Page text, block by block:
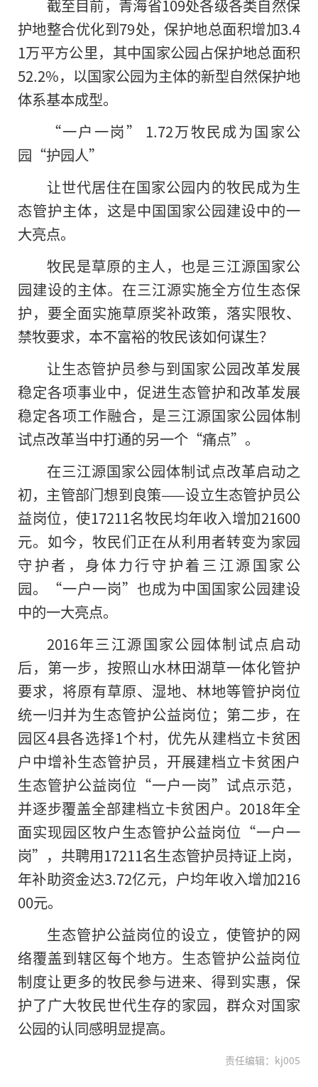
截至目前，青海省109处各级各类自然保
护地整合优化到79处，保护地总面积增加3.4
1万平方公里，其中国家公园占保护地总面积
52.2%，以国家公园为主体的新型自然保护地
体系基本成型。
“一户一岗” 1.72万牧民成为国家公
园“护园人”
让世代居住在国家公园内的牧民成为生
态管护主体，这是中国国家公园建设中的一
大亮点。
牧民是草原的主人，也是三江源国家公
园建设的主体。在三江源实施全方位生态保
护，要全面实施草原奖补政策，落实限牧、
禁牧要求，本不富裕的牧民该如何谋生？
让生态管护员参与到国家公园改革发展
稳定各项事业中，促进生态管护和改革发展
稳定各项工作融合，是三江源国家公园体制
试点改革当中打通的另一个“痛点”。
在三江源国家公园体制试点改革启动之
初，主管部门想到良策——设立生态管护员公
益岗位，使17211名牧民均年收入增加21600
元。如今，牧民们正在从利用者转变为家园
守护者，身体力行守护着三江源国家公
园。“一户一岗”也成为中国国家公园建设
中的一大亮点。
2016年三江源国家公园体制试点启动
后，第一步，按照山水林田湖草一体化管护
要求，将原有草原、湿地、林地等管护岗位
统一归并为生态管护公益岗位；第二步，在
园区4县各选择1个村，优先从建档立卡贫困
户中增补生态管护员，开展建档立卡贫困户
生态管护公益岗位“一户一岗”试点示范，
并逐步覆盖全部建档立卡贫困户。2018年全
面实现园区牧户生态管护公益岗位“一户一
岗”，共聘用17211名生态管护员持证上岗，
年补助资金达3.72亿元，户均年收入增加216
00元。
生态管护公益岗位的设立，使管护的网
络覆盖到辖区每个地方。生态管护公益岗位
制度让更多的牧民参与进来、得到实惠，保
护了广大牧民世代生存的家园，群众对国家
公园的认同感明显提高。
责任编辑：kj005